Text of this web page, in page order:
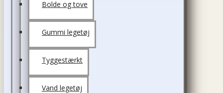
Bolde og tove
Gummi legetøj
Tyggestærkt
Vand legetøj